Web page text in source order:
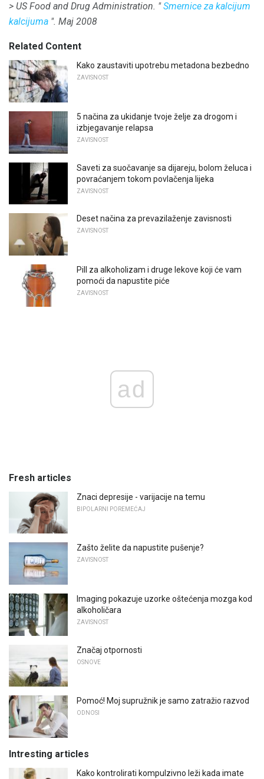
> US Food and Drug Administration. "Smernice za kalcijum
kalcijuma ". Maj 2008
Related Content
Kako zaustaviti upotrebu metadona bezbedno
ZAVISNOST
5 načina za ukidanje tvoje želje za drogom i
izbjegavanje relapsa
ZAVISNOST
Saveti za suočavanje sa dijareju, bolom želuca i
povraćanjem tokom povlačenja lijeka
ZAVISNOST
Deset načina za prevazilaženje zavisnosti
ZAVISNOST
Pill za alkoholizam i druge lekove koji će vam
pomoći da napustite piće
ZAVISNOST
ad
Fresh articles
Znaci depresije - varijacije na temu
BIPOLARNI POREMEĆAJ
Zašto želite da napustite pušenje?
ZAVISNOST
Imaging pokazuje uzorke oštećenja mozga kod
alkoholičara
ZAVISNOST
Značaj otpornosti
OSNOVE
Pomoć! Moj supružnik je samo zatražio razvod
ODNOSI
Intresting articles
Kako kontrolirati kompulzivno leži kada imate